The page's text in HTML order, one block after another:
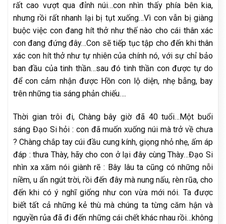
rất cao vượt qua đỉnh núi…con nhìn thấy phía bên kia,
nhưng rồi rất nhanh lại bị tụt xuống…Vì con vẫn bị giàng
buộc việc con đang hít thở như thế nào cho cái thân xác
con đang đứng đây…Con sẽ tiếp tục tập cho đến khi thân
xác con hít thở như tự nhiên của chính nó, với sự chỉ bảo
ban đầu của tinh thần…sau đó tinh thần con được tự do
để con cảm nhận được Hồn con lộ diện, nhẹ bẫng, bay
trên những tia sáng phản chiếu….
Thời gian trôi đi, Chàng bây giờ đã 40 tuổi…Một buổi
sáng Đạo Si hỏi : con đã muốn xuống núi mà trở về chưa
? Chàng chắp tay cúi đầu cung kính, giọng nhỏ nhẹ, ấm áp
đáp : thưa Thày, hãy cho con ở lại đây cùng Thày…Đạo Si
nhìn xa xăm nói giành rẽ : Bây lâu ta cũng có những nỗi
niềm, u ẩn ngút trời, rồi đến đây mà nung nấu, rèn rũa, cho
đến khi có ý nghĩ giống như con vừa mới nói. Ta được
biết tất cả những kẻ thù mà chúng ta từng căm hận và
nguyền rủa đã đi đến những cái chết khác nhau rồi…không